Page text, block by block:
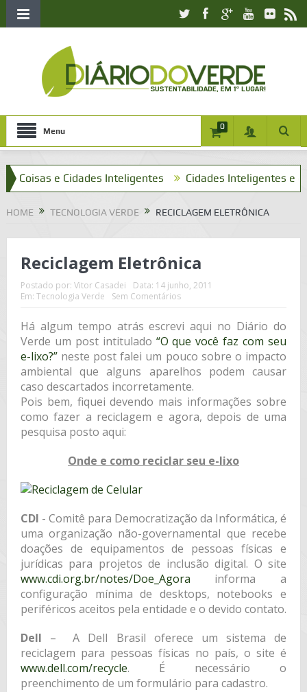
Menu 0
e Cidades Inteligentes Cidades Inteligentes e o que
HOME TECNOLOGIA VERDE RECICLAGEM ELETRÔNICA
Reciclagem Eletrônica
Postado por: Vitor Casadei Data: 14 junho, 2011
Em: Tecnologia Verde Sem Comentários
Há algum tempo atrás escrevi aqui no Diário do
Verde um post intitulado “O que você faz com seu
e-lixo?”neste post falei um pouco sobre o impacto
ambiental que alguns aparelhos podem causar
caso descartados incorretamente.
Pois bem, fiquei devendo mais informações sobre
como fazer a reciclagem e agora, depois de uma
pesquisa posto aqui:
Onde e como reciclar seu e-lixo
CDI ­- Comitê para Democratização da Informática, é
uma organização não-governamental que recebe
doações de equipamentos de pessoas físicas e
jurídicas para projetos de inclusão digital. O site
www.cdi.org.br/notes/Doe_Agora informa a
configuração mínima de desktops, notebooks e
periféricos aceitos pela entidade e o devido contato.
Dell – ­ A Dell Brasil oferece um sistema de
reciclagem para pessoas físicas no país, o site é
www.dell.com/recycle. É necessário o
preenchimento de um formulário para cadastro.